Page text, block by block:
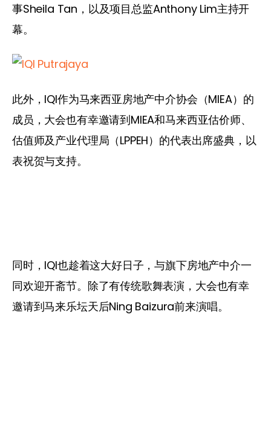
事Sheila Tan，以及项目总监Anthony Lim主持开
幕。
此外，IQI作为马来西亚房地产中介协会（MIEA）的
成员，大会也有幸邀请到MIEA和马来西亚估价师、
估值师及产业代理局（LPPEH）的代表出席盛典，以
表祝贺与支持。
同时，IQI也趁着这大好日子，与旗下房地产中介一
同欢迎开斋节。除了有传统歌舞表演，大会也有幸
邀请到马来乐坛天后Ning Baizura前来演唱。